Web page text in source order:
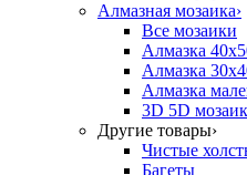
Алмазная мозаика›
Все мозаики
Алмазка
Алмазка
Алмазка
3D 5D
Другие товары›
Чистые
Багеты